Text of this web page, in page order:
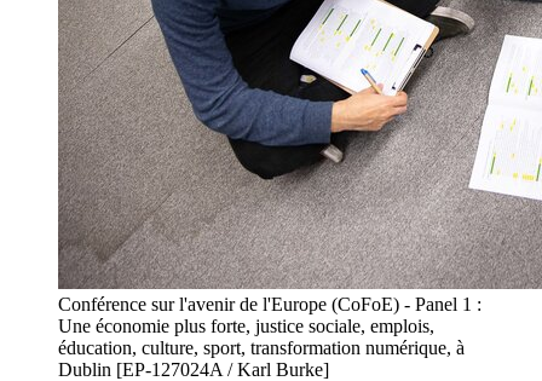
Conférence sur l'avenir de l'Europe (CoFoE) - Panel 1 :
Une économie plus forte, justice sociale, emplois,
éducation, culture, sport, transformation numérique, à
Dublin [EP-127024A / Karl Burke]